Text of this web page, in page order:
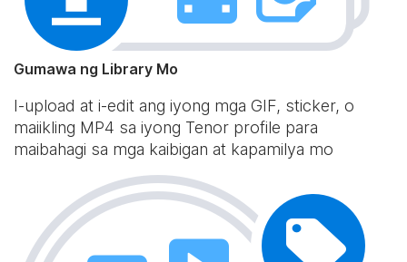
Gumawa ng Library Mo
I-upload at i-edit ang iyong mga GIF, sticker, o
maiikling MP4 sa iyong Tenor profile para
maibahagi sa mga kaibigan at kapamilya mo